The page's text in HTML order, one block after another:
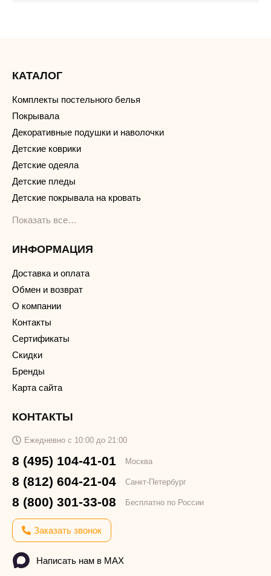
КАТАЛОГ
Комплекты постельного белья
Покрывала
Декоративные подушки и наволочки
Детские коврики
Детские одеяла
Детские пледы
Детские покрывала на кровать
Показать все…
ИНФОРМАЦИЯ
Доставка и оплата
Обмен и возврат
О компании
Контакты
Сертификаты
Скидки
Бренды
Карта сайта
КОНТАКТЫ
Ежедневно с 10:00 до 21:00
8 (495) 104-41-01 Москва
8 (812) 604-21-04 Санкт-Петербург
8 (800) 301-33-08 Бесплатно по России
Заказать звонок
Написать нам в MAX